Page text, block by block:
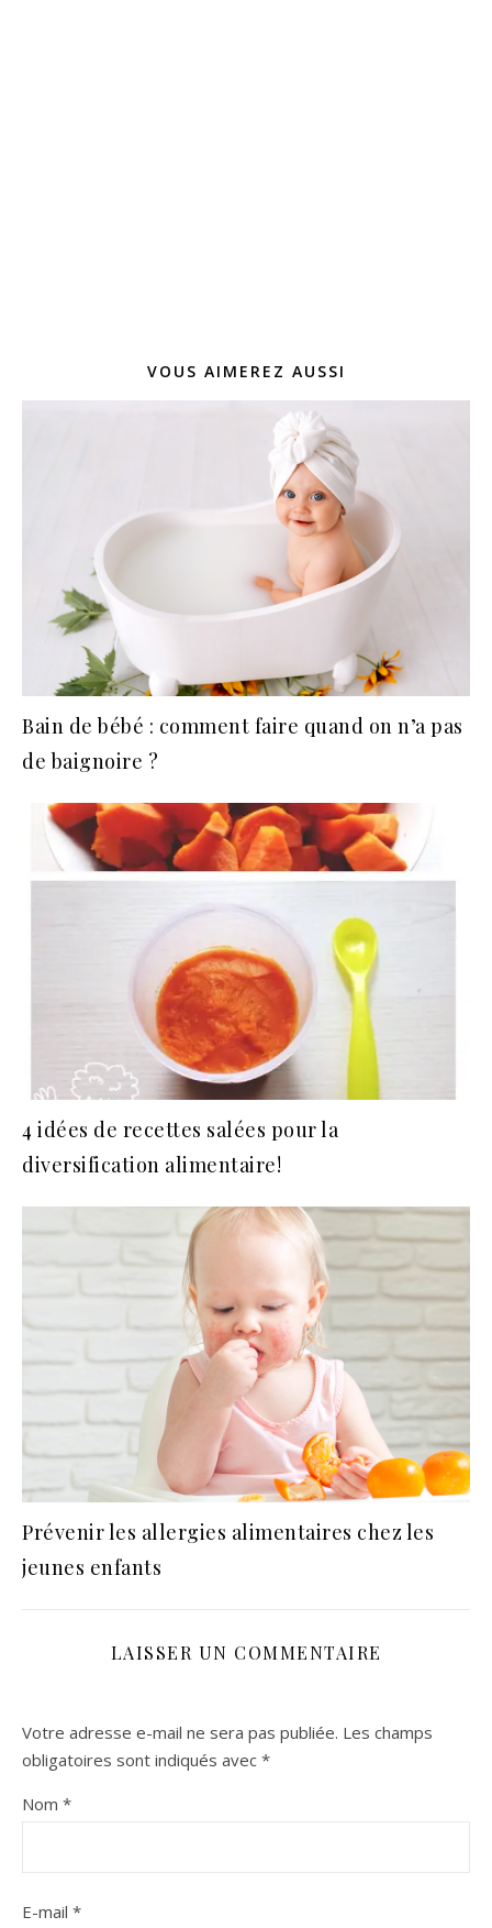
VOUS AIMEREZ AUSSI
Bain de bébé : comment faire quand on n’a pas
de baignoire ?
4 idées de recettes salées pour la
diversification alimentaire!
Prévenir les allergies alimentaires chez les
jeunes enfants
LAISSER UN COMMENTAIRE
Votre adresse e-mail ne sera pas publiée. Les champs
obligatoires sont indiqués avec *
Nom *
E-mail *